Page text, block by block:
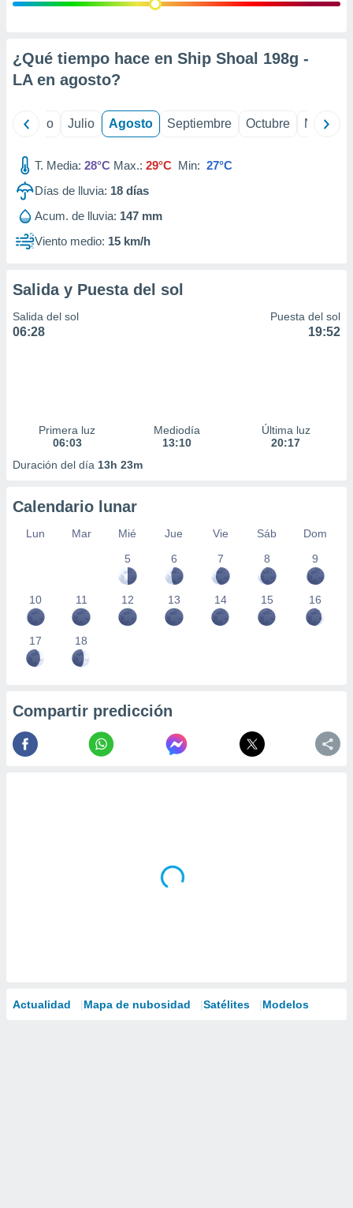
e
mediante
de
1199
¿Qué tiempo hace en Ship Shoal 198g -
LA en agosto?
Junio Julio Agosto Septiembre Octubre
T. Media: 28°C Max.: 29°C Min: 27°C
Días de lluvia: 18 días
Acum. de lluvia: 147 mm
Viento medio: 15 km/h
Salida y Puesta del sol
Salida del sol
06:28
Puesta del sol
19:52
Primera luz
06:03
Mediodía
13:10
Última luz
20:17
Duración del día 13h 23m
Calendario lunar
Lun Mar Mié Jue Vie Sáb
Dom
5
6 7 8 9
10 11 12 13 14 15 16
17 18
Compartir predicción
Actualidad Mapa de nubosidad Satélites Modelos